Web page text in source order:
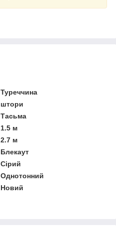
Туреччина
штори
Тасьма
1.5 м
2.7 м
Блекаут
Сірий
Однотонний
Новий